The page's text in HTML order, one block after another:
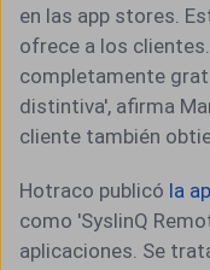
en las app stores.
ofrece a los
completamente
distintiva', afirma
cliente también
Hotraco publicó la
como 'SyslinQ
aplicaciones. Se